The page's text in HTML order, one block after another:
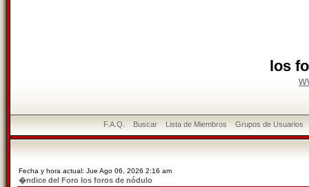
los
F.A.Q. Buscar Lista de Miembros Grupos de Usuarios
Fecha y hora actual: Jue Ago 06, 2026 2:16 am
�ndice del Foro los foros de nódulo